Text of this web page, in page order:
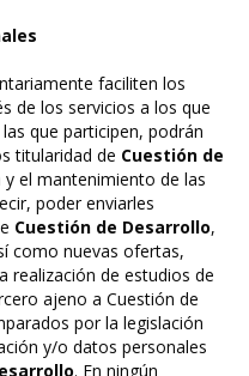
faciliten los
de los servicios a los que
que participen, podrán
titularidad de Cuestión de
el mantenimiento de las
poder enviarles
Cuestión de Desarrollo,
como nuevas ofertas,
realización de estudios de
ajeno a Cuestión de
por la legislación
y/o datos personales
. En ningún